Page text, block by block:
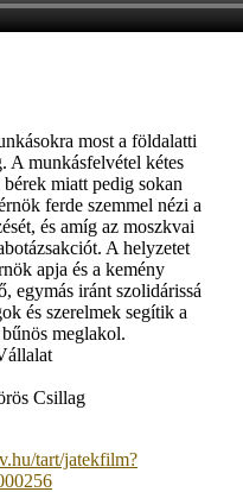
most a földalatti
A munkásfelvétel kétes
miatt pedig sokan
ferde szemmel nézi a
és amíg az moszkvai
A helyzetet
apja és a kemény
egymás iránt szolidárissá
és szerelmek segítik a
meglakol.
Csillag
tart/jatekfilm?